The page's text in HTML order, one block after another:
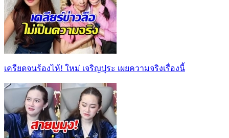
เครียดจนร้องไห้! ใหม่ เจริญปุระ เผยความจริงเรื่องนี้